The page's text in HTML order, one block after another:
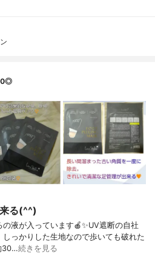
る(^^)
液が入っています🍎✨UV遮断の自社
っかりした生地なので歩いても破れた
30…続きを見る